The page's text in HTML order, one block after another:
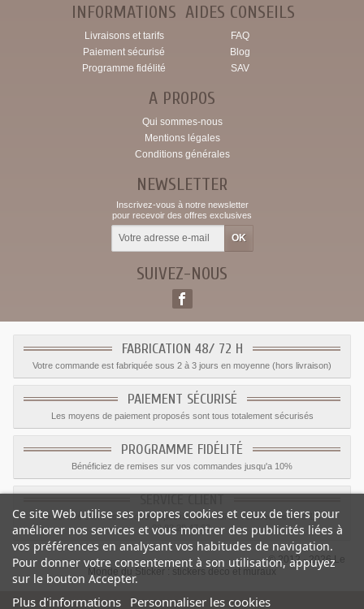
INFORMATIONS
Livraisons et tarifs
Paiement sécurisé
Programme fidélité
AIDES CONSEILS
FAQ
Blog
SAV
A PROPOS
Qui sommes-nous
Mentions légales
Conditions générales
NEWSLETTER
Inscrivez-vous à notre newsletter
pour recevoir des offres exclusives
SUIVEZ-NOUS
FABRICATION 48/ 72 H
Votre commande est fabriquée sous 2 à 3 jours en moyenne (hors livraison)
PAIEMENT SÉCURISÉ
Les moyens de paiement proposés sont tous totalement sécurisés
PROGRAMME FIDÉLITÉ
Bénéficiez de remises sur vos commandes jusqu'a 10%
Le service client est a votre disposition du lundi au vendredi de 8h à 17h
09.82.28.47.69.
© 2012 - 2026 Le
Monde du Sticker :
stickers déco et muraux
Ce site Web utilise ses propres cookies et ceux de tiers pour
améliorer nos services et vous montrer des publicités liées à
vos préférences en analysant vos habitudes de navigation.
Pour donner votre consentement à son utilisation, appuyez
sur le bouton Accepter.
Plus d'informations Personnaliser les cookies